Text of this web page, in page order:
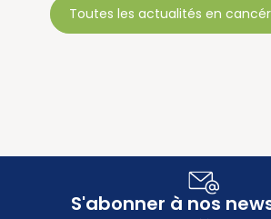
Toutes les actualités en
S'abonner à nos